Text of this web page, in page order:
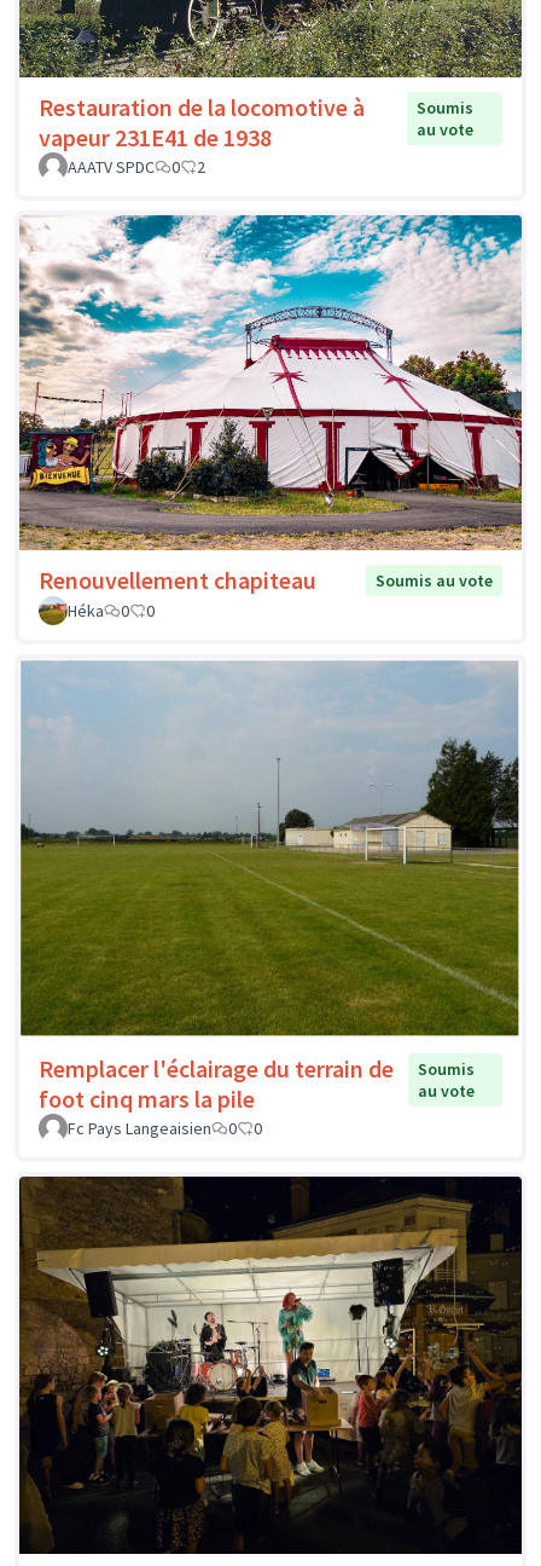
Restauration de la locomotive à
vapeur 231E41 de 1938
Soumis
au vote
AAATV SPDC
0 2
Renouvellement chapiteau
Soumis au vote
Héka
0 0
Remplacer l'éclairage du terrain de
foot cinq mars la pile
Soumis
au vote
Fc Pays Langeaisien
0 0